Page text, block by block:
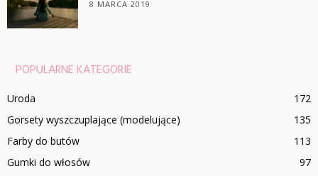
8 MARCA 2019
POPULARNE KATEGORIE
Uroda
172
Gorsety wyszczuplające (modelujące)
135
Farby do butów
113
Gumki do włosów
97